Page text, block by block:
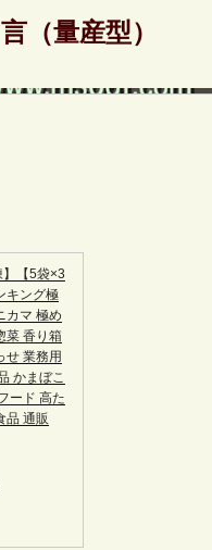
（量産型）
】【5袋×3
キング極
カマ 極め
菜 香り箱
せ 業務用
かまぼこ
ード 高た
品 通販